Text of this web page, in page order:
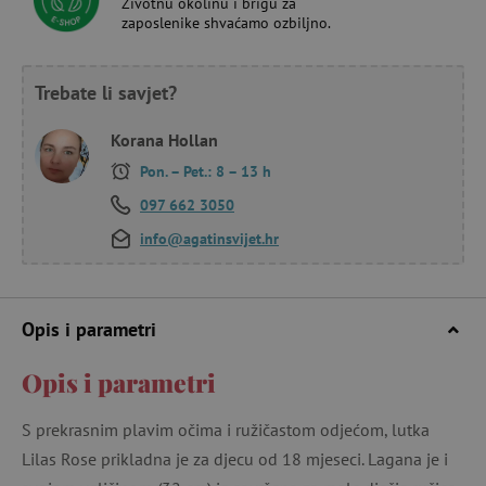
zaposlenike shvaćamo ozbiljno.
Trebate li savjet?
Korana Hollan
Pon. – Pet.: 8 – 13 h
097 662 3050
info@agatinsvijet.hr
Opis i parametri
Opis i parametri
S prekrasnim plavim očima i ružičastom odjećom, lutka
Lilas Rose prikladna je za djecu od 18 mjeseci. Lagana je i